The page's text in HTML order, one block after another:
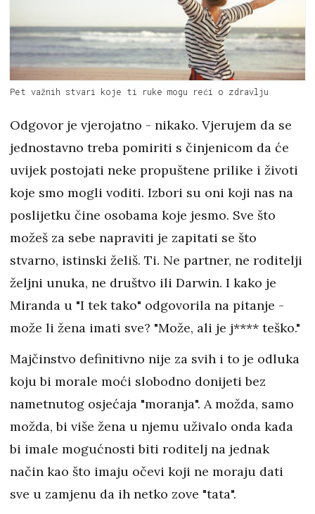
Pet važnih stvari koje ti ruke mogu reći o zdravlju
Odgovor je vjerojatno - nikako. Vjerujem da se
jednostavno treba pomiriti s činjenicom da će
uvijek postojati neke propuštene prilike i životi
koje smo mogli voditi. Izbori su oni koji nas na
poslijetku čine osobama koje jesmo. Sve što
možeš za sebe napraviti je zapitati se što
stvarno, istinski želiš. Ti. Ne partner, ne roditelji
željni unuka, ne društvo ili Darwin. I kako je
Miranda u "I tek tako" odgovorila na pitanje -
može li žena imati sve? "Može, ali je j**** teško."
Majčinstvo definitivno nije za svih i to je odluka
koju bi morale moći slobodno donijeti bez
nametnutog osjećaja "moranja". A možda, samo
možda, bi više žena u njemu uživalo onda kada
bi imale mogućnosti biti roditelj na jednak
način kao što imaju očevi koji ne moraju dati
sve u zamjenu da ih netko zove "tata".